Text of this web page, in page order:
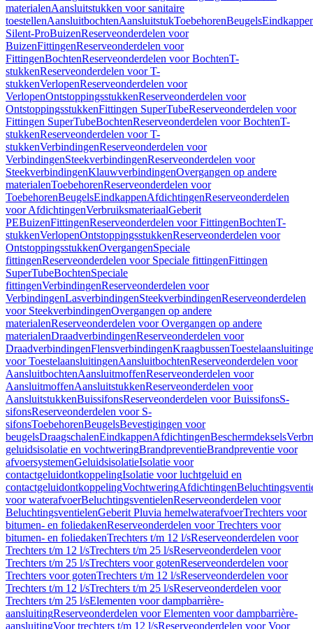
materialenAansluitstukken voor sanitaire
toestellenAansluitbochtenAansluitstukToebehorenBeugels
Silent-ProBuizenReserveonderdelen voor
BuizenFittingenReserveonderdelen voor
FittingenBochtenReserveonderdelen voor BochtenT-
stukkenReserveonderdelen voor T-
stukkenVerlopenReserveonderdelen voor
VerlopenOntstoppingsstukkenReserveonderdelen voor
OntstoppingsstukkenFittingen SuperTubeReserveonderdelen voor
Fittingen SuperTubeBochtenReserveonderdelen voor BochtenT-
stukkenReserveonderdelen voor T-
stukkenVerbindingenReserveonderdelen voor
VerbindingenSteekverbindingenReserveonderdelen voor
SteekverbindingenKlauwverbindingenOvergangen op andere
materialenToebehorenReserveonderdelen voor
ToebehorenBeugelsEindkappenAfdichtingenReserveonderdelen
voor AfdichtingenVerbruiksmateriaalGeberit
PEBuizenFittingenReserveonderdelen voor FittingenBochtenT-
stukkenVerlopenOntstoppingsstukkenReserveonderdelen voor
OntstoppingsstukkenOvergangenSpeciale
fittingenReserveonderdelen voor Speciale fittingenFittingen
SuperTubeBochtenSpeciale
fittingenVerbindingenReserveonderdelen voor
VerbindingenLasverbindingenSteekverbindingenReserveonderdelen
voor SteekverbindingenOvergangen op andere
materialenReserveonderdelen voor Overgangen op andere
materialenDraadverbindingenReserveonderdelen voor
DraadverbindingenFlensverbindingenKraagbussen
voor ToestelaansluitingenAansluitbochtenReserveonderdelen voor
AansluitbochtenAansluitmoffenReserveonderdelen voor
AansluitmoffenAansluitstukkenReserveonderdelen voor
AansluitstukkenBuissifonsReserveonderdelen voor BuissifonsS-
sifonsReserveonderdelen voor S-
sifonsToebehorenBeugelsBevestigingen voor
beugelsDraagschalenEindkappenAfdichtingenBeschermdeksels
geluidsisolatie en vochtweringBrandpreventieBrandpreventie voor
afvoersystemenGeluidsisolatieIsolatie voor
contactgeluidontkoppelingIsolatie voor luchtgeluid en
contactgeluidontkoppelingVochtweringAfdichtingen
voor waterafvoerBeluchtingsventielenReserveonderdelen voor
BeluchtingsventielenGeberit Pluvia hemelwaterafvoerTrechters voor
bitumen- en foliedakenReserveonderdelen voor Trechters voor
bitumen- en foliedakenTrechters t/m 12 l/sReserveonderdelen voor
Trechters t/m 12 l/sTrechters t/m 25 l/sReserveonderdelen voor
Trechters t/m 25 l/sTrechters voor gotenReserveonderdelen voor
Trechters voor gotenTrechters t/m 12 l/sReserveonderdelen voor
Trechters t/m 12 l/sTrechters t/m 25 l/sReserveonderdelen voor
Trechters t/m 25 l/sElementen voor dampbarrière-
aansluitingReserveonderdelen voor Elementen voor dampbarrière-
aansluitingVoor trechters t/m 12 l/sReserveonderdelen voor Voor